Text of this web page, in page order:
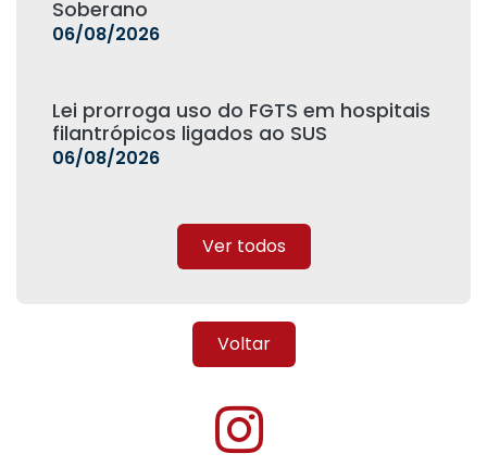
Soberano
06/08/2026
Lei prorroga uso do FGTS em hospitais
filantrópicos ligados ao SUS
06/08/2026
Ver todos
Voltar